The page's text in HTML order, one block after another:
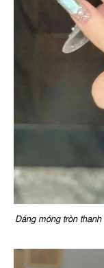
Dáng móng tròn